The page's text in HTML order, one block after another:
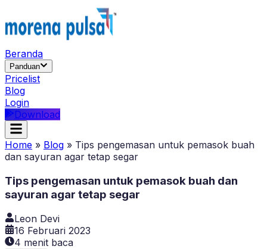
Beranda
Panduan
Pricelist
Blog
Login
Download
Home » Blog » Tips pengemasan untuk pemasok buah
dan sayuran agar tetap segar
Tips pengemasan untuk pemasok buah dan
sayuran agar tetap segar
Leon Devi
16 Februari 2023
4 menit baca